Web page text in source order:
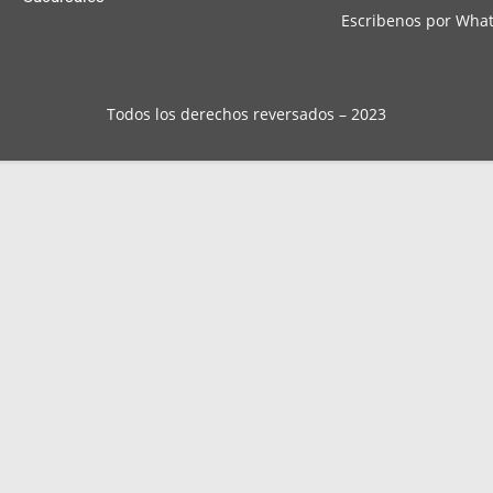
Escribenos por
Todos los derechos reversados – 2023